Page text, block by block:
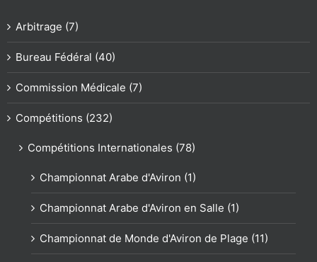
Arbitrage (7)
Bureau Fédéral (40)
Commission Médicale (7)
Compétitions (232)
Compétitions Internationales (78)
Championnat Arabe d'Aviron (1)
Championnat Arabe d'Aviron en Salle (1)
Championnat de Monde d'Aviron de Plage (11)